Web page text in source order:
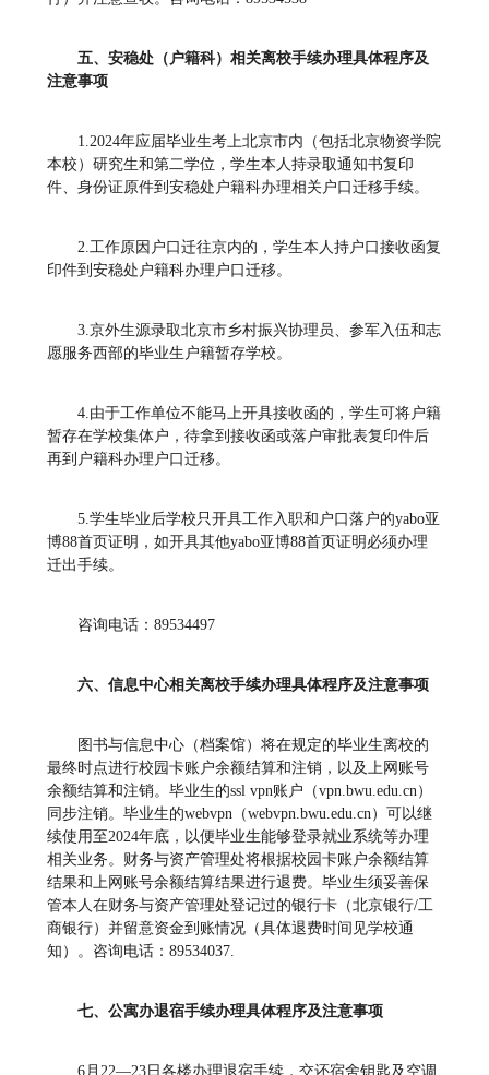
五、安稳处（户籍科）相关离校手续办理具体程序及
注意事项
1.2024年应届毕业生考上北京市内（包括北京物资学院
本校）研究生和第二学位，学生本人持录取通知书复印
件、身份证原件到安稳处户籍科办理相关户口迁移手续。
2.工作原因户口迁往京内的，学生本人持户口接收函复
印件到安稳处户籍科办理户口迁移。
3.京外生源录取北京市乡村振兴协理员、参军入伍和志
愿服务西部的毕业生户籍暂存学校。
4.由于工作单位不能马上开具接收函的，学生可将户籍
暂存在学校集体户，待拿到接收函或落户审批表复印件后
再到户籍科办理户口迁移。
5.学生毕业后学校只开具工作入职和户口落户的yabo亚
博88首页证明，如开具其他yabo亚博88首页证明必须办理
迁出手续。
咨询电话：89534497
六、信息中心相关离校手续办理具体程序及注意事项
图书与信息中心（档案馆）将在规定的毕业生离校的
最终时点进行校园卡账户余额结算和注销，以及上网账号
余额结算和注销。毕业生的ssl vpn账户（vpn.bwu.edu.cn）
同步注销。毕业生的webvpn（webvpn.bwu.edu.cn）可以继
续使用至2024年底，以便毕业生能够登录就业系统等办理
相关业务。财务与资产管理处将根据校园卡账户余额结算
结果和上网账号余额结算结果进行退费。毕业生须妥善保
管本人在财务与资产管理处登记过的银行卡（北京银行/工
商银行）并留意资金到账情况（具体退费时间见学校通
知）。咨询电话：89534037.
七、公寓办退宿手续办理具体程序及注意事项
6月22—23日各楼办理退宿手续，交还宿舍钥匙及空调